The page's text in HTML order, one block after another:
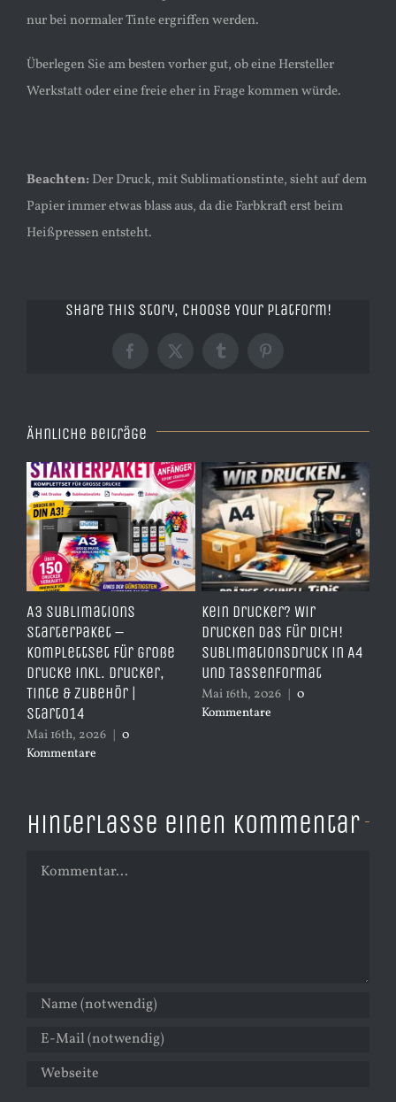
nur bei normaler Tinte ergriffen werden.
Überlegen Sie am besten vorher gut, ob eine Hersteller
Werkstatt oder eine freie eher in Frage kommen würde.
Beachten:Der Druck, mit Sublimationstinte, sieht auf dem
Papier immer etwas blass aus, da die Farbkraft erst beim
Heißpressen entsteht.
Share This Story, Choose Your Platform!
Facebook
X TumblrPinterest
Ähnliche Beiträge
A3 Sublimations
Starterpaket –
Komplettset für große
Drucke inkl. Drucker,
Tinte & Zubehör |
Start014
Mai 16th, 2026
0
Kommentare
Kein Drucker? Wir
drucken das für dich!
Sublimationsdruck in A4
und Tassenformat
Mai 16th, 2026
0
Kommentare
Hinterlasse einen Kommentar
Kommentar